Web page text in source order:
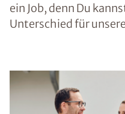
ein Job, denn Du
Unterschied für